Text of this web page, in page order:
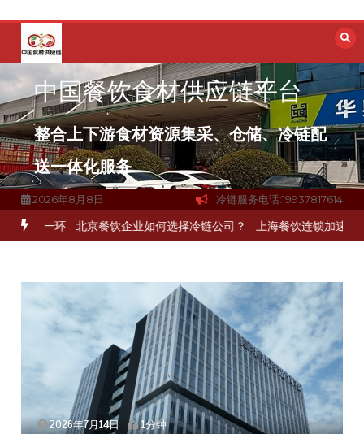
容
中国餐饮食材供应链平台
整合上下游食材资源集采、仓储、冷链配
送一体化服务
2026年8月8日 冷链服务电话:19937817614
一环 北京餐饮企业如何选择冷链公司？ 上海餐饮连锁加速，冷链
2026年7月14日 1分钟